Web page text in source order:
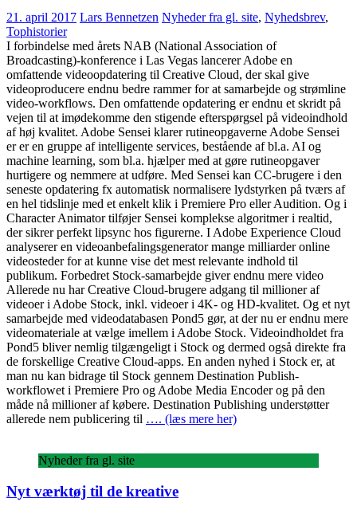
21. april 2017 Lars Bennetzen Nyheder fra gl. site, Nyhedsbrev,
Tophistorier
I forbindelse med årets NAB (National Association of
Broadcasting)-konference i Las Vegas lancerer Adobe en
omfattende videoopdatering til Creative Cloud, der skal give
videoproducere endnu bedre rammer for at samarbejde og strømline
video-workflows. Den omfattende opdatering er endnu et skridt på
vejen til at imødekomme den stigende efterspørgsel på videoindhold
af høj kvalitet. Adobe Sensei klarer rutineopgaverne Adobe Sensei
er er en gruppe af intelligente services, bestående af bl.a. AI og
machine learning, som bl.a. hjælper med at gøre rutineopgaver
hurtigere og nemmere at udføre. Med Sensei kan CC-brugere i den
seneste opdatering fx automatisk normalisere lydstyrken på tværs af
en hel tidslinje med et enkelt klik i Premiere Pro eller Audition. Og i
Character Animator tilføjer Sensei komplekse algoritmer i realtid,
der sikrer perfekt lipsync hos figurerne. I Adobe Experience Cloud
analyserer en videoanbefalingsgenerator mange milliarder online
videosteder for at kunne vise det mest relevante indhold til
publikum. Forbedret Stock-samarbejde giver endnu mere video
Allerede nu har Creative Cloud-brugere adgang til millioner af
videoer i Adobe Stock, inkl. videoer i 4K- og HD-kvalitet. Og et nyt
samarbejde med videodatabasen Pond5 gør, at der nu er endnu mere
videomateriale at vælge imellem i Adobe Stock. Videoindholdet fra
Pond5 bliver nemlig tilgængeligt i Stock og dermed også direkte fra
de forskellige Creative Cloud-apps. En anden nyhed i Stock er, at
man nu kan bidrage til Stock gennem Destination Publish-
workflowet i Premiere Pro og Adobe Media Encoder og på den
måde nå millioner af købere. Destination Publishing understøtter
allerede nem publicering til …. (læs mere her)
Nyheder fra gl. site
Nyt værktøj til de kreative